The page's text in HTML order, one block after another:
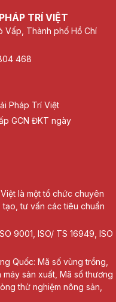
TRÍ VIỆT
Vấp, Thành phố Hồ Chí
468
Pháp Trí Việt
GCN ĐKT ngày
là một tổ chức chuyên
tư vấn các tiêu chuẩn
9001, ISO/ TS 16949, ISO
Quốc: Mã số vùng trồng,
sản xuất, Mã số thương
thử nghiệm nông sản,